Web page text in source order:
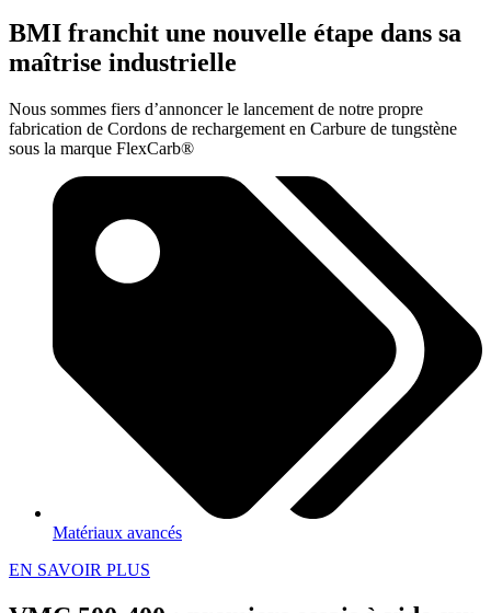
BMI franchit une nouvelle étape dans sa
maîtrise industrielle
Nous sommes fiers d’annoncer le lancement de notre propre
fabrication de Cordons de rechargement en Carbure de tungstène
sous la marque FlexCarb®
Matériaux avancés
EN SAVOIR PLUS